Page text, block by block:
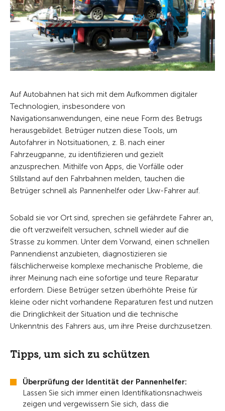
Auf Autobahnen hat sich mit dem Aufkommen digitaler
Technologien, insbesondere von
Navigationsanwendungen, eine neue Form des Betrugs
herausgebildet. Betrüger nutzen diese Tools, um
Autofahrer in Notsituationen, z. B. nach einer
Fahrzeugpanne, zu identifizieren und gezielt
anzusprechen. Mithilfe von Apps, die Vorfälle oder
Stillstand auf den Fahrbahnen melden, tauchen die
Betrüger schnell als Pannenhelfer oder Lkw-Fahrer auf.
Sobald sie vor Ort sind, sprechen sie gefährdete Fahrer an,
die oft verzweifelt versuchen, schnell wieder auf die
Strasse zu kommen. Unter dem Vorwand, einen schnellen
Pannendienst anzubieten, diagnostizieren sie
fälschlicherweise komplexe mechanische Probleme, die
ihrer Meinung nach eine sofortige und teure Reparatur
erfordern. Diese Betrüger setzen überhöhte Preise für
kleine oder nicht vorhandene Reparaturen fest und nutzen
die Dringlichkeit der Situation und die technische
Unkenntnis des Fahrers aus, um ihre Preise durchzusetzen.
Tipps, um sich zu schützen
Überprüfung der Identität der Pannenhelfer:
Lassen Sie sich immer einen Identifikationsnachweis
zeigen und vergewissern Sie sich, dass die